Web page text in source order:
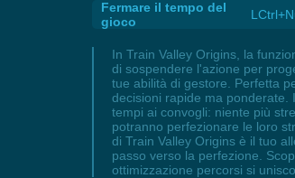
Fermare il tempo del
gioco
In Train Valley Origins, la
di sospendere l'azione per
tue abilità di gestore. Perfetta
decisioni rapide ma ponderate.
tempi ai convogli: niente più
potranno perfezionare le loro
di Train Valley Origins è il tuo
passo verso la perfezione.
ottimizzazione percorsi si